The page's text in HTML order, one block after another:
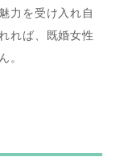
力を受け入れ自
れば、既婚女性
。